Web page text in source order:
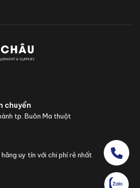
chuyển
tp. Buôn Ma thuột
hãng uy tín với chi phí rẻ nhất